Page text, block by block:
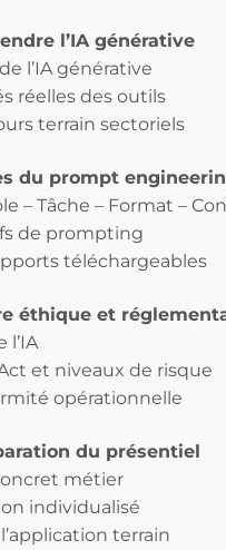
l’IA générative
l’IA générative
réelles des outils
terrain sectoriels
du prompt
– Tâche – Format –
de prompting
téléchargeables
éthique et
l’IA
et niveaux de risque
opérationnelle
du présentiel
métier
individualisé
terrain